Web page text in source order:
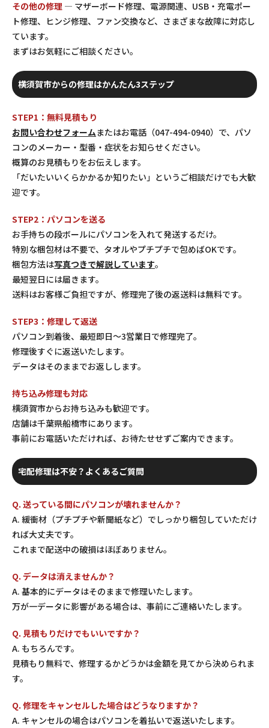
その他の修理 — マザーボード修理、電源関連、USB・充電ポー
ト修理、ヒンジ修理、ファン交換など、さまざまな故障に対応し
ています。
まずはお気軽にご相談ください。
横須賀市からの修理はかんたん3ステップ
STEP1：無料見積もり
お問い合わせフォームまたはお電話（047-494-0940）で、パソ
コンのメーカー・型番・症状をお知らせください。
概算のお見積もりをお伝えします。
「だいたいいくらかかるか知りたい」というご相談だけでも大歓
迎です。
STEP2：パソコンを送る
お手持ちの段ボールにパソコンを入れて発送するだけ。
特別な梱包材は不要で、タオルやプチプチで包めばOKです。
梱包方法は写真つきで解説しています。
最短翌日には届きます。
送料はお客様ご負担ですが、修理完了後の返送料は無料です。
STEP3：修理して返送
パソコン到着後、最短即日〜3営業日で修理完了。
修理後すぐに返送いたします。
データはそのままでお返しします。
持ち込み修理も対応
横須賀市からお持ち込みも歓迎です。
店舗は千葉県船橋市にあります。
事前にお電話いただければ、お待たせせずご案内できます。
宅配修理は不安？よくあるご質問
Q. 送っている間にパソコンが壊れませんか？
A. 緩衝材（プチプチや新聞紙など）でしっかり梱包していただけ
れば大丈夫です。
これまで配送中の破損はほぼありません。
Q. データは消えませんか？
A. 基本的にデータはそのままで修理いたします。
万が一データに影響がある場合は、事前にご連絡いたします。
Q. 見積もりだけでもいいですか？
A. もちろんです。
見積もり無料で、修理するかどうかは金額を見てから決められま
す。
Q. 修理をキャンセルした場合はどうなりますか？
A. キャンセルの場合はパソコンを着払いで返送いたします。